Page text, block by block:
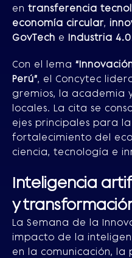
en transferencia
economía circular,
GovTech e Industria 4.0
Con el lema
Perú”, el Concytec
gremios, la academia
locales. La cita se
ejes principales para
fortalecimiento del
ciencia, tecnología e
Inteligencia
y
La Semana de la
impacto de la
en la comunicación,